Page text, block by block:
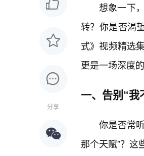
分享
想象一下
转？你是否渴
式》视频精选
更是一场深度
一、告别“我
你是否常
那个天赋”？这